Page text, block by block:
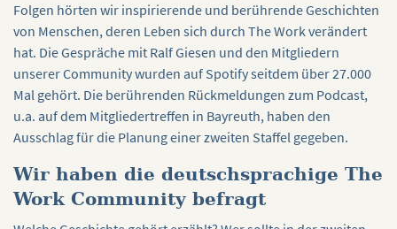
Folgen hörten wir inspirierende und berührende Geschichten
von Menschen, deren Leben sich durch The Work verändert
hat. Die Gespräche mit Ralf Giesen und den Mitgliedern
unserer Community wurden auf Spotify seitdem über 27.000
Mal gehört. Die berührenden Rückmeldungen zum Podcast,
u.a. auf dem Mitgliedertreffen in Bayreuth, haben den
Ausschlag für die Planung einer zweiten Staffel gegeben.
Wir haben die deutschsprachige The
Work Community befragt